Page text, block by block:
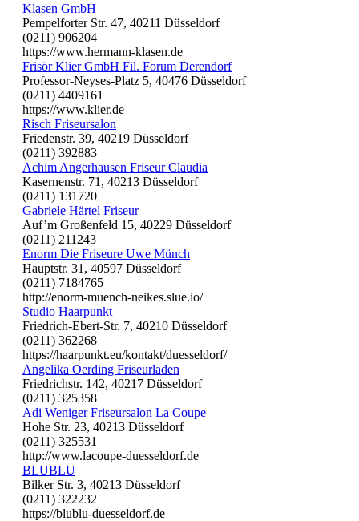
Klasen GmbH
Pempelforter Str. 47, 40211 Düsseldorf
(0211) 906204
https://www.hermann-klasen.de
Frisör Klier GmbH Fil. Forum Derendorf
Professor-Neyses-Platz 5, 40476 Düsseldorf
(0211) 4409161
https://www.klier.de
Risch Friseursalon
Friedenstr. 39, 40219 Düsseldorf
(0211) 392883
Achim Angerhausen Friseur Claudia
Kasernenstr. 71, 40213 Düsseldorf
(0211) 131720
Gabriele Härtel Friseur
Auf’m Großenfeld 15, 40229 Düsseldorf
(0211) 211243
Enorm Die Friseure Uwe Münch
Hauptstr. 31, 40597 Düsseldorf
(0211) 7184765
http://enorm-muench-neikes.slue.io/
Studio Haarpunkt
Friedrich-Ebert-Str. 7, 40210 Düsseldorf
(0211) 362268
https://haarpunkt.eu/kontakt/duesseldorf/
Angelika Oerding Friseurladen
Friedrichstr. 142, 40217 Düsseldorf
(0211) 325358
Adi Weniger Friseursalon La Coupe
Hohe Str. 23, 40213 Düsseldorf
(0211) 325531
http://www.lacoupe-duesseldorf.de
BLUBLU
Bilker Str. 3, 40213 Düsseldorf
(0211) 322232
https://blublu-duesseldorf.de